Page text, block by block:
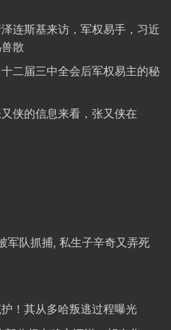
连斯基来访，军权易手，习近
散
二届三中全会后军权易主的秘
侠的信息来看，张又侠在
军队抓捕, 私生子辛奇又弄死
！其从多哈叛逃过程曝光